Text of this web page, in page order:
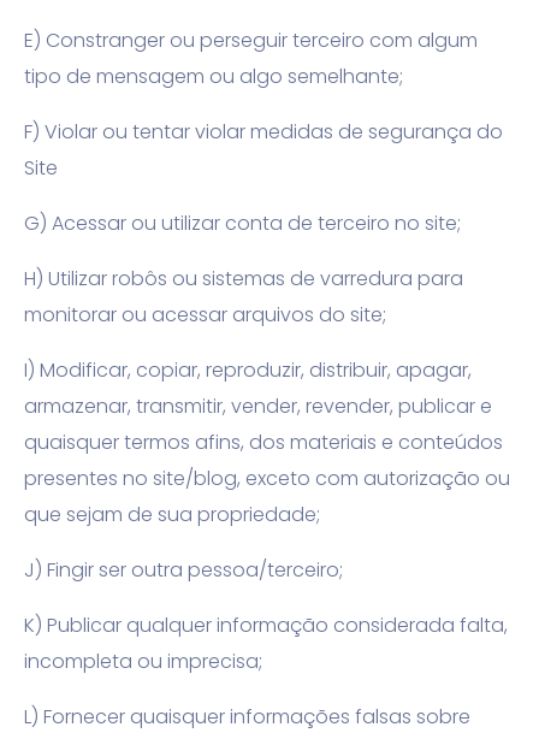
E) Constranger ou perseguir terceiro com algum
tipo de mensagem ou algo semelhante;
F) Violar ou tentar violar medidas de segurança do
Site
G) Acessar ou utilizar conta de terceiro no site;
H) Utilizar robôs ou sistemas de varredura para
monitorar ou acessar arquivos do site;
I) Modificar, copiar, reproduzir, distribuir, apagar,
armazenar, transmitir, vender, revender, publicar e
quaisquer termos afins, dos materiais e conteúdos
presentes no site/blog, exceto com autorização ou
que sejam de sua propriedade;
J) Fingir ser outra pessoa/terceiro;
K) Publicar qualquer informação considerada falta,
incompleta ou imprecisa;
L) Fornecer quaisquer informações falsas sobre